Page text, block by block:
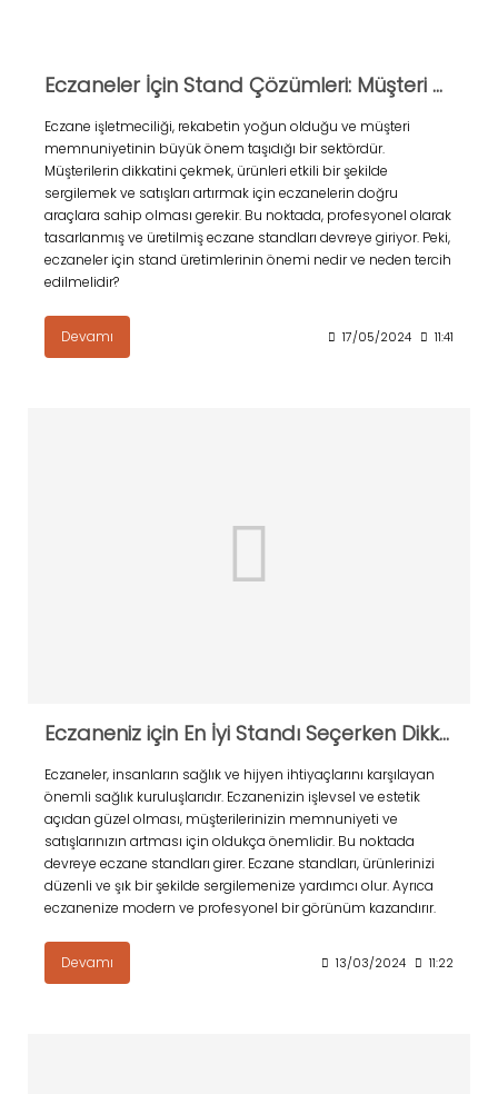
Eczaneler İçin Stand Çözümleri: Müşteri Deneyimini ve Satışları Artırmanın Yolu
Eczane işletmeciliği, rekabetin yoğun olduğu ve müşteri
memnuniyetinin büyük önem taşıdığı bir sektördür.
Müşterilerin dikkatini çekmek, ürünleri etkili bir şekilde
sergilemek ve satışları artırmak için eczanelerin doğru
araçlara sahip olması gerekir. Bu noktada, profesyonel olarak
tasarlanmış ve üretilmiş eczane standları devreye giriyor. Peki,
eczaneler için stand üretimlerinin önemi nedir ve neden tercih
edilmelidir?
Devamı 17/05/2024 11:41
Eczaneniz için En İyi Standı Seçerken Dikkat Edilmesi Gerekenler
Eczaneler, insanların sağlık ve hijyen ihtiyaçlarını karşılayan
önemli sağlık kuruluşlarıdır. Eczanenizin işlevsel ve estetik
açıdan güzel olması, müşterilerinizin memnuniyeti ve
satışlarınızın artması için oldukça önemlidir. Bu noktada
devreye eczane standları girer. Eczane standları, ürünlerinizi
düzenli ve şık bir şekilde sergilemenize yardımcı olur. Ayrıca
eczanenize modern ve profesyonel bir görünüm kazandırır.
Devamı 13/03/2024 11:22